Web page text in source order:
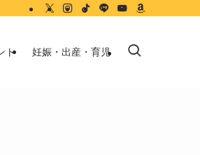
ト 妊娠・出産・育児